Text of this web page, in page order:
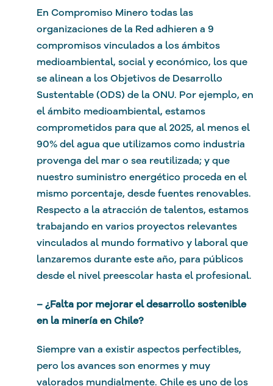
En Compromiso Minero todas las
organizaciones de la Red adhieren a 9
compromisos vinculados a los ámbitos
medioambiental, social y económico, los que
se alinean a los Objetivos de Desarrollo
Sustentable (ODS) de la ONU. Por ejemplo, en
el ámbito medioambiental, estamos
comprometidos para que al 2025, al menos el
90% del agua que utilizamos como industria
provenga del mar o sea reutilizada; y que
nuestro suministro energético proceda en el
mismo porcentaje, desde fuentes renovables.
Respecto a la atracción de talentos, estamos
trabajando en varios proyectos relevantes
vinculados al mundo formativo y laboral que
lanzaremos durante este año, para públicos
desde el nivel preescolar hasta el profesional.
– ¿Falta por mejorar el desarrollo sostenible
en la minería en Chile?
Siempre van a existir aspectos perfectibles,
pero los avances son enormes y muy
valorados mundialmente. Chile es uno de los